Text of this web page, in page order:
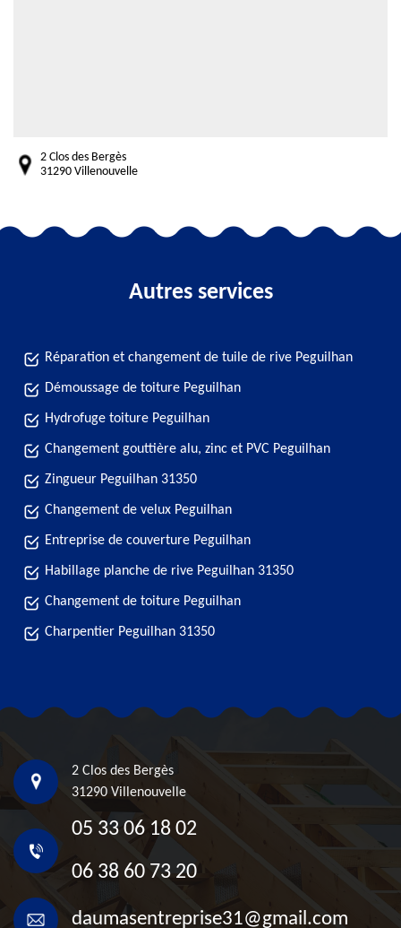
2 Clos des Bergès
31290 Villenouvelle
Autres services
Réparation et changement de tuile de rive Peguilhan
Démoussage de toiture Peguilhan
Hydrofuge toiture Peguilhan
Changement gouttière alu, zinc et PVC Peguilhan
Zingueur Peguilhan 31350
Changement de velux Peguilhan
Entreprise de couverture Peguilhan
Habillage planche de rive Peguilhan 31350
Changement de toiture Peguilhan
Charpentier Peguilhan 31350
2 Clos des Bergès
31290 Villenouvelle
05 33 06 18 02
06 38 60 73 20
daumasentreprise31@gmail.com